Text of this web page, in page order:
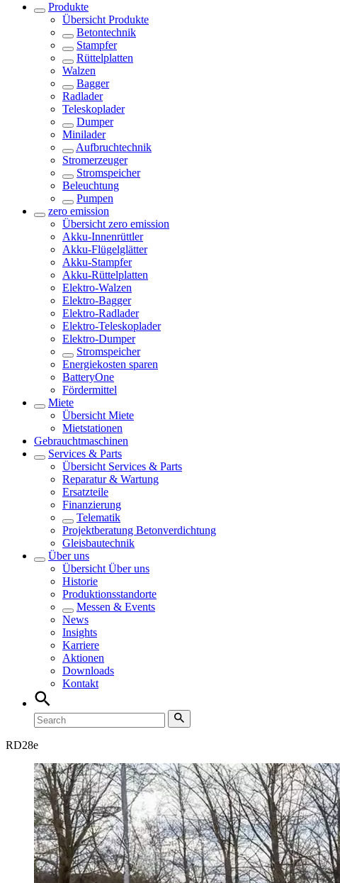
Produkte
Übersicht Produkte
Betontechnik
Stampfer
Rüttelplatten
Walzen
Bagger
Radlader
Teleskoplader
Dumper
Minilader
Aufbruchtechnik
Stromerzeuger
Stromspeicher
Beleuchtung
Pumpen
zero emission
Übersicht zero emission
Akku-Innenrüttler
Akku-Flügelglätter
Akku-Stampfer
Akku-Rüttelplatten
Elektro-Walzen
Elektro-Bagger
Elektro-Radlader
Elektro-Teleskoplader
Elektro-Dumper
Stromspeicher
Energiekosten sparen
BatteryOne
Fördermittel
Miete
Übersicht Miete
Mietstationen
Gebrauchtmaschinen
Services & Parts
Übersicht Services & Parts
Reparatur & Wartung
Ersatzteile
Finanzierung
Telematik
Projektberatung Betonverdichtung
Gleisbautechnik
Über uns
Übersicht Über uns
Historie
Produktionsstandorte
Messen & Events
News
Insights
Karriere
Aktionen
Downloads
Kontakt
RD28e